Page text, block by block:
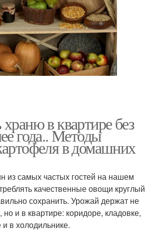
в квартире без
года.. Методы
в домашних
из самых частых гостей на нашем
качественные овощи круглый
сохранить. Урожай держат не
но и в квартире: коридоре, кладовке,
и в холодильнике.